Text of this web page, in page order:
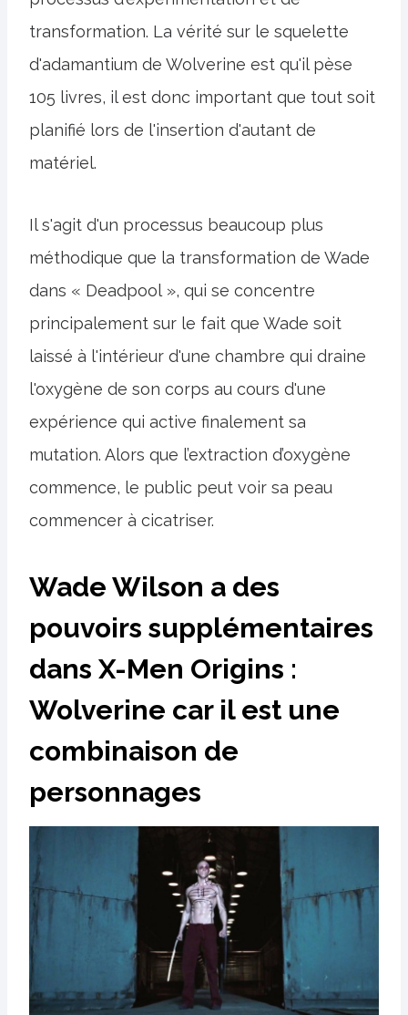
transformation. La vérité sur le squelette
d'adamantium de Wolverine est qu'il pèse
105 livres, il est donc important que tout soit
planifié lors de l'insertion d'autant de
matériel.
Il s'agit d'un processus beaucoup plus
méthodique que la transformation de Wade
dans « Deadpool », qui se concentre
principalement sur le fait que Wade soit
laissé à l'intérieur d'une chambre qui draine
l'oxygène de son corps au cours d'une
expérience qui active finalement sa
mutation. Alors que l’extraction d’oxygène
commence, le public peut voir sa peau
commencer à cicatriser.
Wade Wilson a des
pouvoirs supplémentaires
dans X-Men Origins :
Wolverine car il est une
combinaison de
personnages